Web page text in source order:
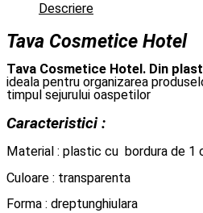
Descriere
Tava Cosmetice Hotel
Tava Cosmetice Hotel. Din
ideala pentru organizarea
timpul sejurului oaspetilor
Caracteristici :
Material : plastic cu bordura de 1
Culoare : transparenta
Forma : dreptunghiulara